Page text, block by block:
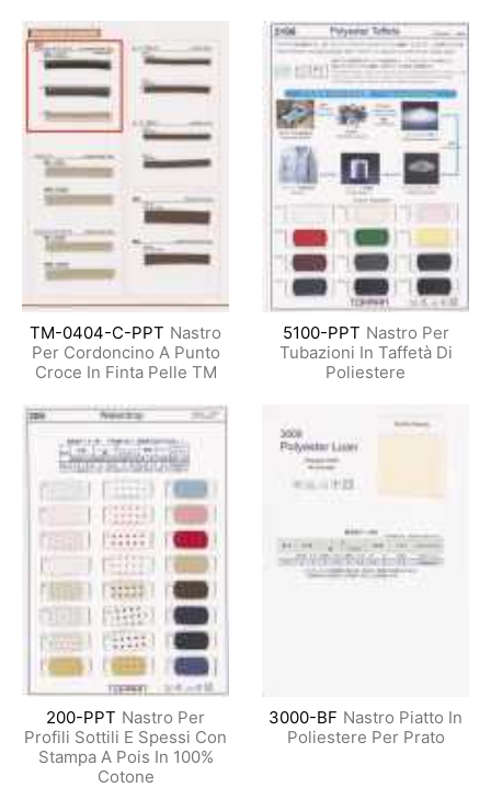
TM-0404-C-PPT Nastro
Per Cordoncino A Punto
Croce In Finta Pelle TM
5100-PPT Nastro Per
Tubazioni In Taffetà Di
Poliestere
200-PPT Nastro Per
Profili Sottili E Spessi Con
Stampa A Pois In 100%
Cotone
3000-BF Nastro Piatto In
Poliestere Per Prato